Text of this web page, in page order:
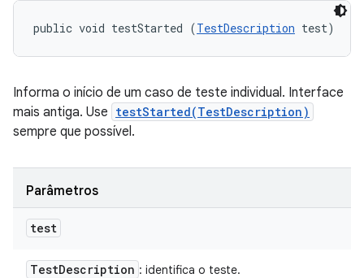
public void testStarted (TestDescription test)
Informa o início de um caso de teste individual. Interface
mais antiga. Use testStarted(TestDescription)
sempre que possível.
Parâmetros
test
TestDescription : identifica o teste.